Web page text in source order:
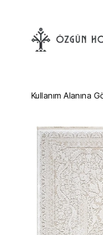
Kullanım Alanına